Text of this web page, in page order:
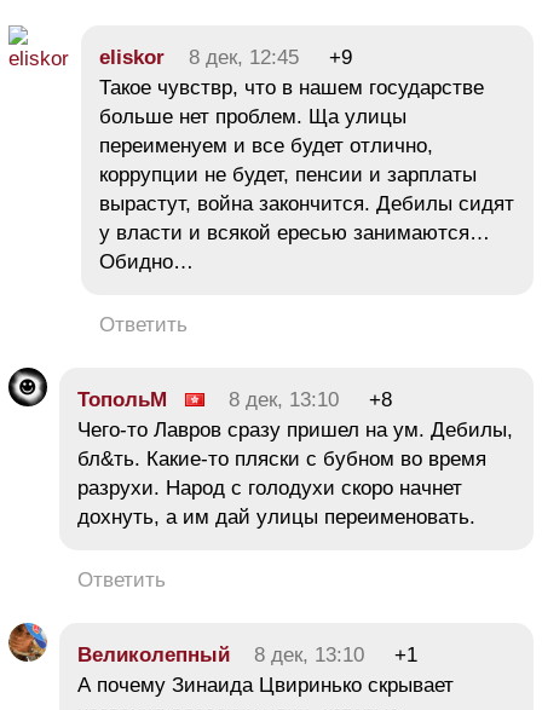
eliskor 8 дек, 12:45
+9
Такое чувствр, что в нашем государстве
больше нет проблем. Ща улицы
переименуем и все будет отлично,
коррупции не будет, пенсии и зарплаты
вырастут, война закончится. Дебилы сидят
у власти и всякой ересью занимаются…
Обидно…
Ответить
ТопольМ 8 дек, 13:10
+8
Чего-то Лавров сразу пришел на ум. Дебилы,
бл&ть. Какие-то пляски с бубном во время
разрухи. Народ с голодухи скоро начнет
дохнуть, а им дай улицы переименовать.
Ответить
Великолепный 8 дек, 13:10
+1
А почему Зинаида Цвиринько скрывает